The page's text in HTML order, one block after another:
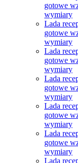
gotowe
wymiary
Lada
gotowe
wymiary
Lada
gotowe
wymiary
Lada
gotowe
wymiary
Lada
gotowe
wymiary
Lada
gotowe
wymiary
Lada